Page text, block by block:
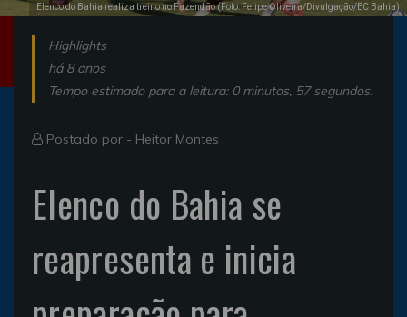
Elenco do Bahia realiza treino no Fazendão (Foto: Felipe Oliveira/Divulgação/EC Bahia)
Highlights
há 8 anos
Tempo estimado para a leitura: 0 minutos, 57 segundos.
Postado por - Heitor Montes
Elenco do Bahia se
reapresenta e inicia